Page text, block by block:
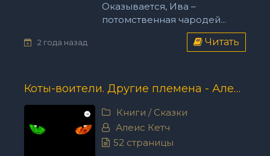
Оказывается, Ива –
потомственная чародей...
2 года назад Читать
Коты-воители. Другие племена - Алеис Кетч
Книги / Сказки
Алеис Кетч
52 страницы